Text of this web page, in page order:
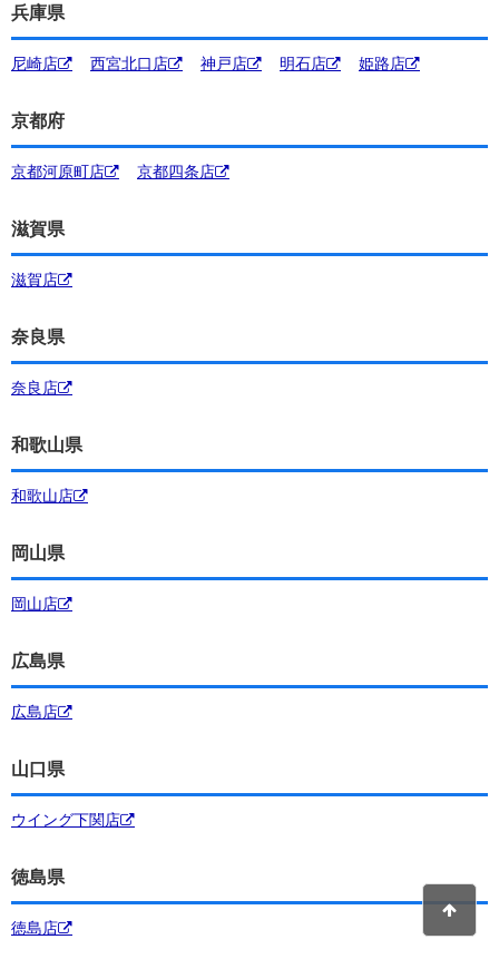
兵庫県
尼崎店 西宮北口店 神戸店 明石店 姫路店
京都府
京都河原町店 京都四条店
滋賀県
滋賀店
奈良県
奈良店
和歌山県
和歌山店
岡山県
岡山店
広島県
広島店
山口県
ウイング下関店
徳島県
徳島店